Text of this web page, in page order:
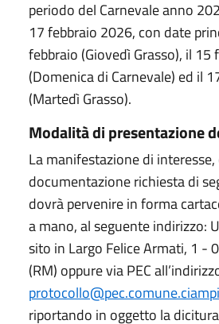
periodo del Carnevale anno
17 febbraio 2026, con date
febbraio (Giovedì Grasso), il 15
(Domenica di Carnevale) ed il
(Martedì Grasso).
Modalità di presentazione
La manifestazione di
documentazione richiesta di
dovrà pervenire in forma
a mano, al seguente indirizzo:
sito in Largo Felice Armati, 1 -
(RM) oppure via PEC
riportando in oggetto la dicitura: